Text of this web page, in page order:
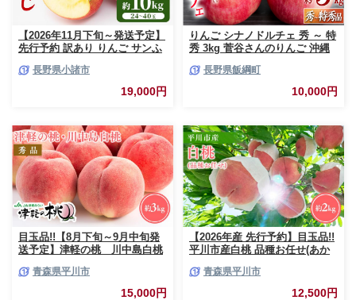
【2026年11月下旬～発送予定】
先行予約 訳あり りんご サンふ
フルーツ 果物 甘い おいしい 林
長野県小諸市
19,000円
りんご シナノドルチェ 秀 ～ 特
秀 3kg 菅谷さんのりんご 沖縄
頃から2026年10月上旬頃まで順
次発送予定 令和8年度出荷分 長
長野県飯綱町
10,000円
目玉品!!【8月下旬～9月中旬発
送予定】津軽の桃 川中島白桃
青森県平川市
15,000円
【2026年産 先行予約】目玉品!!
平川市産白桃 品種お任せ(あか
8玉)【今井農園】[hi-0064-003]
青森県平川市
12,500円